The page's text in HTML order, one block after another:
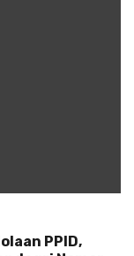
PPID,